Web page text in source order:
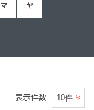
マ ヤ
表示件数